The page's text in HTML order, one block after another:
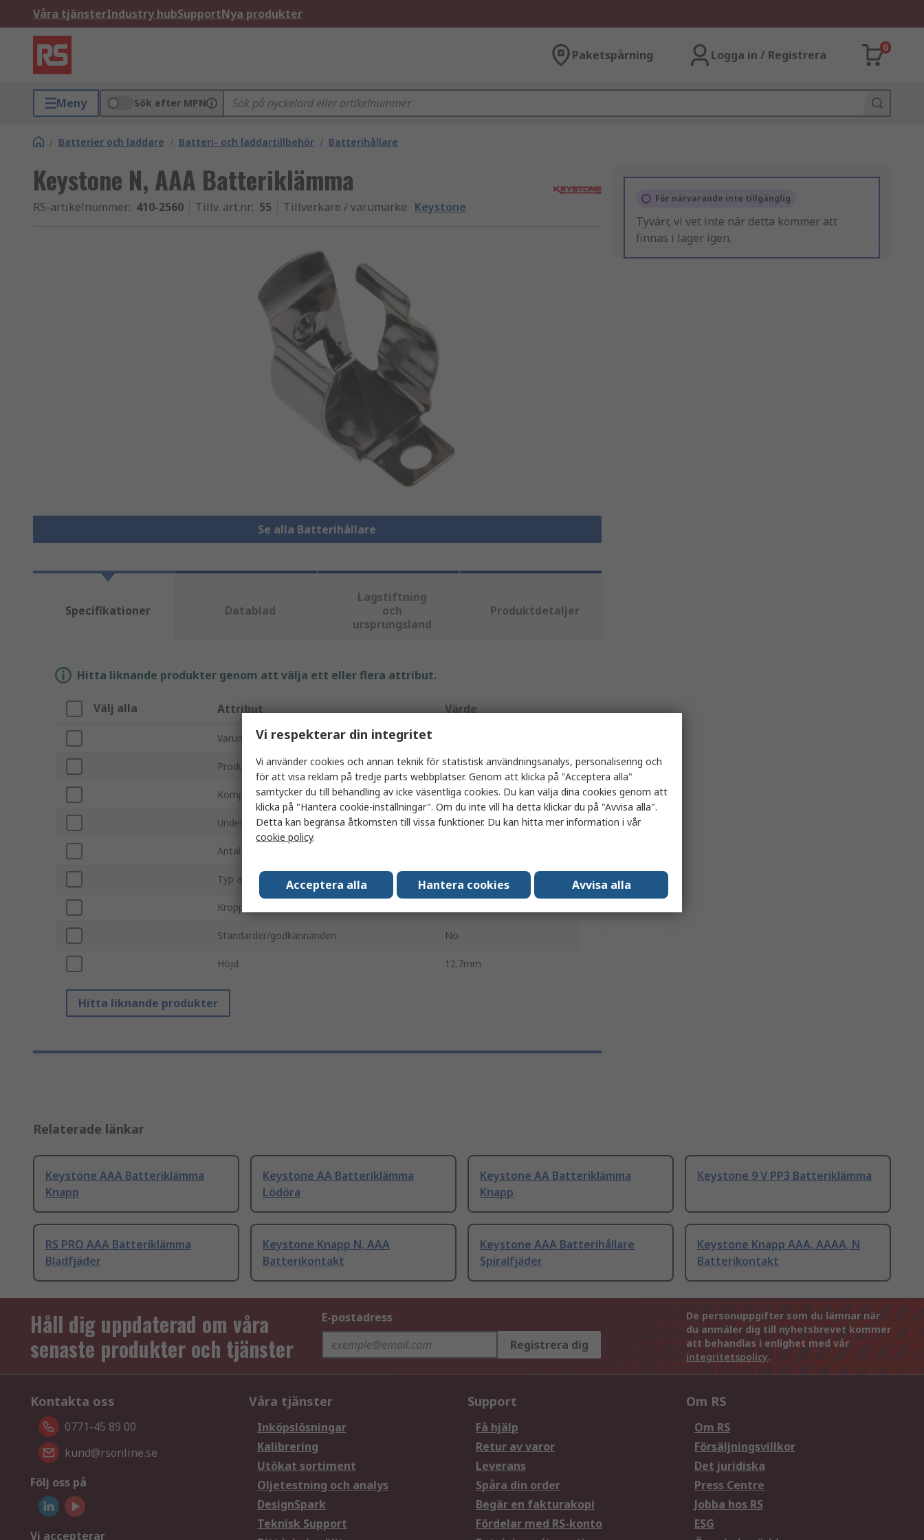
Våra tjänsterIndustry hubSupportNya produkter
Paketspårning Logga in / Registrera
0
Meny Sök efter MPN
/ Batterier och laddare / Batteri- och laddartillbehör / Batterihållare
Keystone N, AAA Batteriklämma
RS-artikelnummer: 410-2560 Tillv. art.nr: 55 Tillverkare / varumärke: Keystone
Se alla Batterihållare
För närvarande inte tillgänglig
Tyvärr, vi vet inte när detta kommer att
finnas i lager igen.
Specifikationer Datablad
Lagstiftning
och
ursprungsland
Produktdetaljer
Hitta liknande produkter genom att välja ett eller flera attribut.
Välj alla Attribut Värde
Varumärke
Produkttyp Batteriklämma
Kompatibel batteristorlek N, AAA
Undertyp Klämma
Antal celler
Typ av fäste
Kroppmaterial
Standarder/godkännanden No
Höjd 12.7mm
Hitta liknande produkter
Relaterade länkar
Keystone AAA Batteriklämma
Knapp
Keystone AA Batteriklämma
Lödöra
Keystone AA Batteriklämma
Knapp
Keystone 9 V PP3 Batteriklämma
RS PRO AAA Batteriklämma
Bladfjäder
Keystone Knapp N, AAA
Batterikontakt
Keystone AAA Batterihållare
Spiralfjäder
Keystone Knapp AAA, AAAA, N
Batterikontakt
Håll dig uppdaterad om våra
senaste produkter och tjänster
E-postadress
Registrera dig
De personuppgifter som du lämnar när
du anmäler dig till nyhetsbrevet kommer
att behandlas i enlighet med vår
integritetspolicy.
Kontakta oss
0771-45 89 00
kund@rsonline.se
Följ oss på
Vi accepterar
Våra tjänster
Inköpslösningar
Kalibrering
Utökat sortiment
Oljetestning och analys
DesignSpark
Teknisk Support
Support
Få hjälp
Retur av varor
Leverans
Spåra din order
Begär en fakturakopi
Fördelar med RS-konto
Om RS
Om RS
Försäljningsvillkor
Det juridiska
Press Centre
Jobba hos RS
ESG
Vi respekterar din integritet
Vi använder cookies och annan teknik för statistisk användningsanalys, personalisering och
för att visa reklam på tredje parts webbplatser. Genom att klicka på "Acceptera alla"
samtycker du till behandling av icke väsentliga cookies. Du kan välja dina cookies genom att
klicka på "Hantera cookie-inställningar". Om du inte vill ha detta klickar du på "Avvisa alla".
Detta kan begränsa åtkomsten till vissa funktioner. Du kan hitta mer information i vår
cookie policy.
Acceptera alla Hantera cookies Avvisa alla